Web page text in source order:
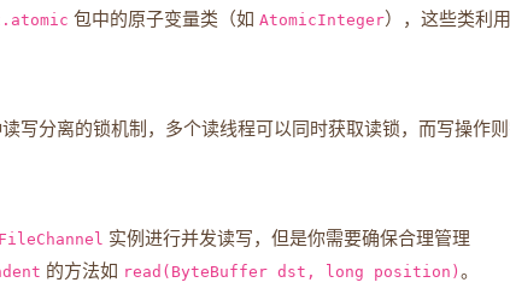
包中的原子变量类（如 AtomicInteger），这些类利
写分离的锁机制，多个读线程可以同时获取读锁，而写操作
FileChannel 实例进行并发读写，但是你需要确保合理管理
的方法如 read(ByteBuffer dst, long position) 。